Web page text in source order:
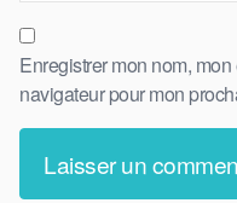
Enregistrer mon nom,
navigateur pour mon